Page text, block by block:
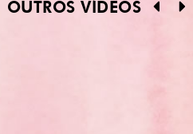
OUTROS VÍDEOS